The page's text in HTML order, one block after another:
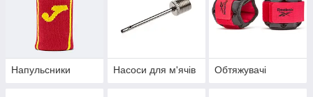
Напульсники Насоси для м'ячів Обтяжувачі